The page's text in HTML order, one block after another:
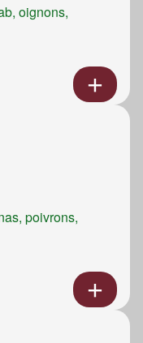
oignons,
poivrons,